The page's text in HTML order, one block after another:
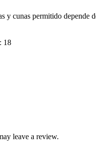
y cunas permitido depende
18
leave a review.